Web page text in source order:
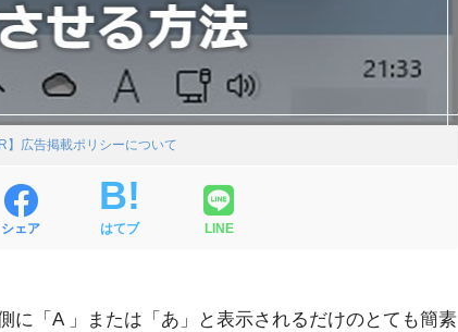
】広告掲載ポリシーについて
シェア はてブ LINE
に「A 」または「あ」と表示されるだけのとても簡素